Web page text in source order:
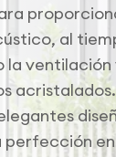
al
la ventilación
perfección